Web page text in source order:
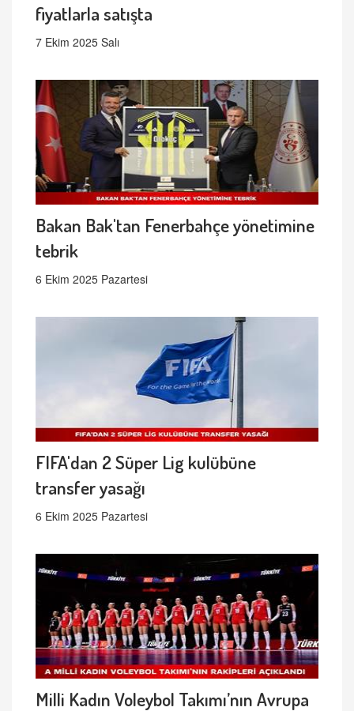
fiyatlarla satışta
7 Ekim 2025 Salı
Bakan Bak'tan Fenerbahçe yönetimine
tebrik
6 Ekim 2025 Pazartesi
FIFA'dan 2 Süper Lig kulübüne
transfer yasağı
6 Ekim 2025 Pazartesi
Milli Kadın Voleybol Takımı’nın Avrupa